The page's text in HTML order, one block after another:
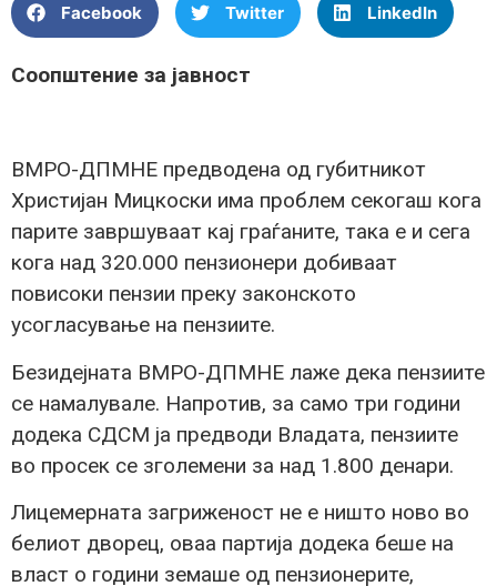
Facebook Twitter LinkedIn
Соопштение за јавност
ВМРО-ДПМНЕ предводена од губитникот
Христијан Мицкоски има проблем секогаш кога
парите завршуваат кај граѓаните, така е и сега
кога над 320.000 пензионери добиваат
повисоки пензии преку законското
усогласување на пензиите.
Безидејната ВМРО-ДПМНЕ лаже дека пензиите
се намалувале. Напротив, за само три години
додека СДСМ ја предводи Владата, пензиите
во просек се зголемени за над 1.800 денари.
Лицемерната загриженост не е ништо ново во
белиот дворец, оваа партија додека беше на
власт о години земаше од пензионерите,